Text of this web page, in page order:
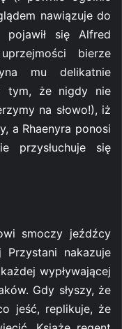
nawiązuje do
pojawił się Alfred
bierze
mu delikatnie
tym, że nigdy nie
na słowo!), iż
a Rhaenyra ponosi
przysłuchuje się
smoczy jeźdźcy
nakazuje
wypływającej
Gdy słyszy, że
jeść, replikuje, że